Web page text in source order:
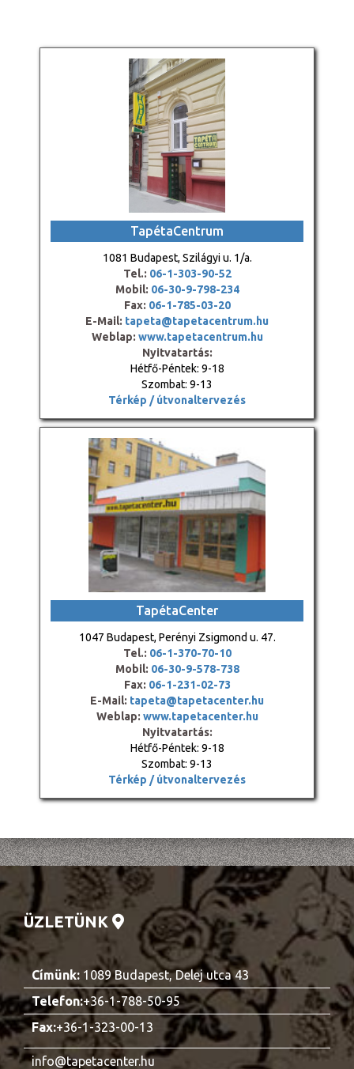
TapétaCentrum
1081 Budapest, Szilágyi u. 1/a.
Tel.: 06-1-303-90-52
Mobil: 06-30-9-798-234
Fax: 06-1-785-03-20
E-Mail: tapeta@tapetacentrum.hu
Weblap: www.tapetacentrum.hu
Nyitvatartás:
Hétfő-Péntek: 9-18
Szombat: 9-13
Térkép / útvonaltervezés
TapétaCenter
1047 Budapest, Perényi Zsigmond u. 47.
Tel.: 06-1-370-70-10
Mobil: 06-30-9-578-738
Fax: 06-1-231-02-73
E-Mail: tapeta@tapetacenter.hu
Weblap: www.tapetacenter.hu
Nyitvatartás:
Hétfő-Péntek: 9-18
Szombat: 9-13
Térkép / útvonaltervezés
ÜZLETÜNK
Címünk: 1089 Budapest, Delej utca 43
Telefon:+36-1-788-50-95
Fax:+36-1-323-00-13
info@tapetacenter.hu